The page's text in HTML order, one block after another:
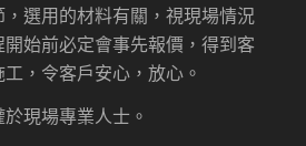
選用的材料有關，視現場情況
始前必定會事先報價，得到客
，令客戶安心，放心。
現場專業人士。